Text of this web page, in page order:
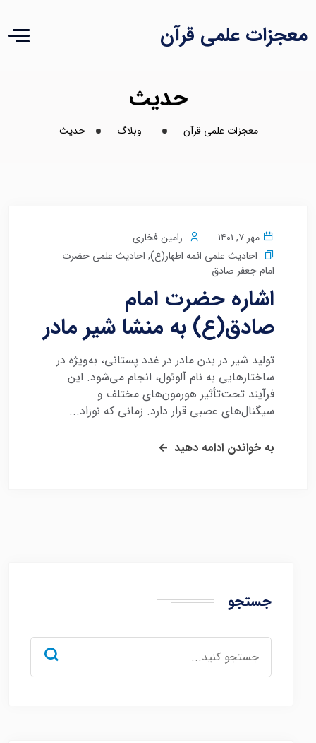
معجزات علمی قرآن
حدیث
معجزات علمی قرآن وبلاگ حدیث
مهر ۷, ۱۴۰۱
رامین فخاری
احادیث علمی ائمه اطهار(ع), احادیث علمی حضرت
امام جعفر صادق
اشاره حضرت امام
صادق(ع) به منشا شیر مادر
تولید شیر در بدن مادر در غدد پستانی، به‌ویژه در
ساختارهایی به نام آلوئول، انجام می‌شود. این
فرآیند تحت‌تأثیر هورمون‌های مختلف و
سیگنال‌های عصبی قرار دارد. زمانی که نوزاد...
به خواندن ادامه دهید
جستجو
برای: